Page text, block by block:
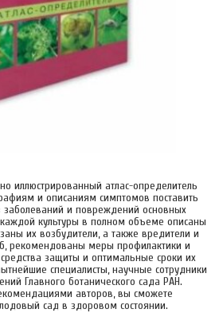
иллюстрированный атлас-определитель
и описаниям симптомов поставить
и повреждений основных
культуры в полном объеме описаны
их возбудители, а также вредители и
рекомендованы меры профилактики и
защиты и оптимальные сроки их
специалисты, научные сотрудники
Главного ботанического сада РАН.
авторов, вы сможете
сад в здоровом состоянии.